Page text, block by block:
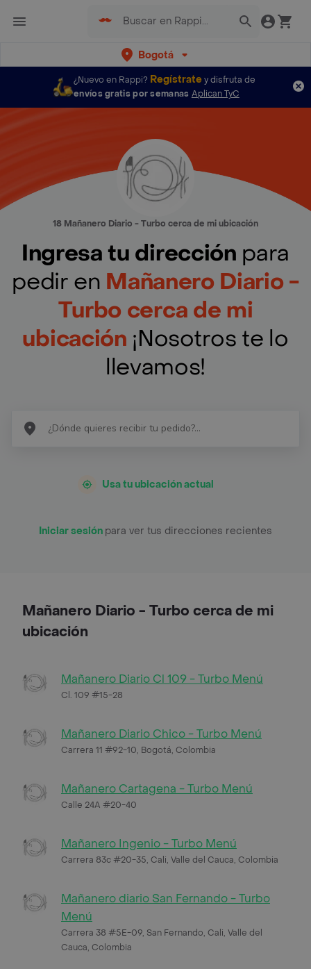
Bogotá
¿Nuevo en Rappi? Regístratey disfruta de
envíos gratis por semanas Aplican TyC
18 Mañanero Diario - Turbo cerca de mi ubicación
Ingresa tu dirección para
pedir en Mañanero Diario -
Turbo cerca de mi
ubicación ¡Nosotros te lo
llevamos!
Usa tu ubicación actual
Iniciar sesión para ver tus direcciones recientes
Mañanero Diario - Turbo cerca de mi
ubicación
Mañanero Diario Cl 109 - Turbo Menú
Cl. 109 #15-28
Mañanero Diario Chico - Turbo Menú
Carrera 11 #92-10, Bogotá, Colombia
Mañanero Cartagena - Turbo Menú
Calle 24A #20-40
Mañanero Ingenio - Turbo Menú
Carrera 83c #20-35, Cali, Valle del Cauca, Colombia
Mañanero diario San Fernando - Turbo
Menú
Carrera 38 #5E-09, San Fernando, Cali, Valle del
Cauca, Colombia